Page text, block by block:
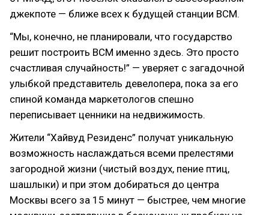
джекпоте — ближе всех к будущей станции ВСМ.
“Мы, конечно, не планировали, что государство
решит построить ВСМ именно здесь. Это просто
счастливая случайность!” — уверяет с загадочной
улыбкой представитель девелопера, пока за его
спиной команда маркетологов спешно
переписывает ценники на недвижимость.
Жители “Хайвуд Резиденс” получат уникальную
возможность наслаждаться всеми прелестями
загородной жизни (чистый воздух, пение птиц,
шашлыки) и при этом добираться до центра
Москвы всего за 15 минут — быстрее, чем многие